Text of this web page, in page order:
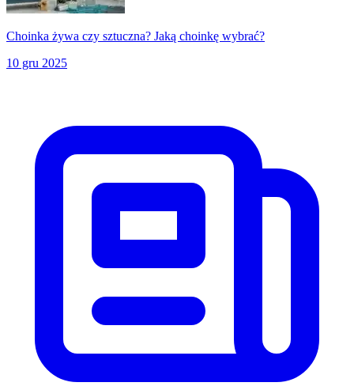
Choinka żywa czy sztuczna? Jaką choinkę wybrać?
10 gru 2025